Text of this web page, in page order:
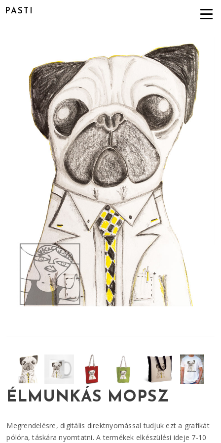
PASTI
ÉLMUNKÁS MOPSZ
Megrendelésre, digitális direktnyomással tudjuk ezt a grafikát
pólóra, táskára nyomtatni. A termékek elkészülési ideje 7-10